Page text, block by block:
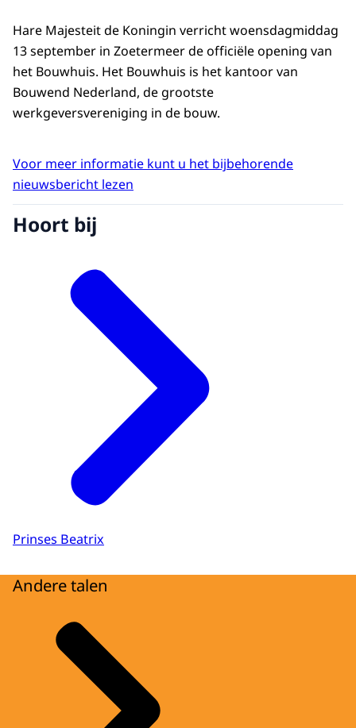
Hare Majesteit de Koningin verricht woensdagmiddag
13 september in Zoetermeer de officiële opening van
het Bouwhuis. Het Bouwhuis is het kantoor van
Bouwend Nederland, de grootste
werkgeversvereniging in de bouw.
Voor meer informatie kunt u het bijbehorende
nieuwsbericht lezen
Hoort bij
Prinses Beatrix
Andere talen